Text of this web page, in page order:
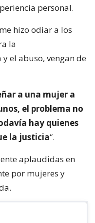
personal.
hizo odiar a los
la
el abuso, vengan de
a una mujer a
el problema no
hay quienes
la justicia“.
aplaudidas en
por mujeres y